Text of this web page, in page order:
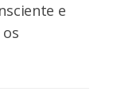
e